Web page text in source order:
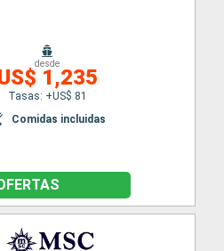
desde
1,235
Tasas: +US$ 81
Comidas incluidas